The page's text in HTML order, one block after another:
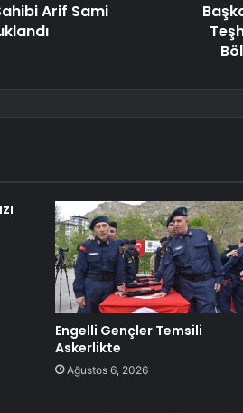
Arif Sami
Engelli Gençler Temsili
Askerlikte
Ağustos 6, 2026